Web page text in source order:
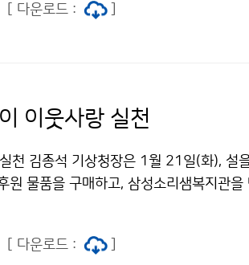
[ 다운로드 :
이웃사랑 실천
천 김종석 기상청장은 1월 21일(화), 설
원 물품을 구매하고, 삼성소리샘복지관을
[ 다운로드 :